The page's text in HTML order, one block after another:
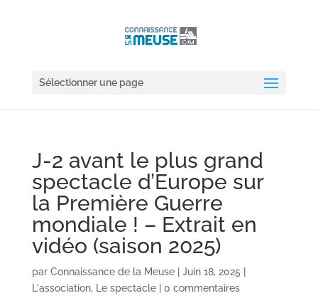
Sélectionner une page
J-2 avant le plus grand
spectacle d’Europe sur
la Première Guerre
mondiale ! – Extrait en
vidéo (saison 2025)
par Connaissance de la Meuse| Juin 18, 2025
L'association, Le spectacle| 0 commentaires